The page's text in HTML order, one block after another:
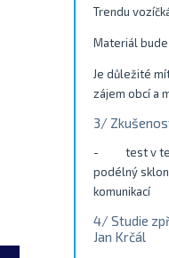
Trendu
Materiál
Je důležité
zájem obcí a
3/
- test v
podélný
komunikací
4/ Studie
Jan Krčál